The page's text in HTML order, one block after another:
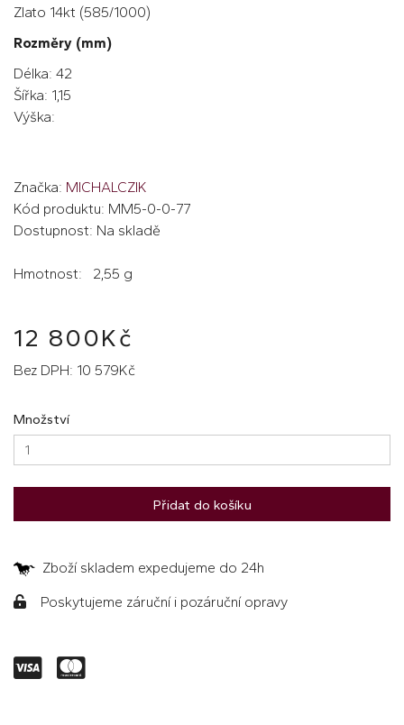
Zlato 14kt (585/1000)
Rozměry (mm)
Délka: 42
Šířka: 1,15
Výška:
Značka: MICHALCZIK
Kód produktu: MM5-0-0-77
Dostupnost: Na skladě
Hmotnost: 2,55 g
12 800Kč
Bez DPH: 10 579Kč
Množství
Přidat do košíku
Zboží skladem expedujeme do 24h
Poskytujeme záruční i pozáruční opravy